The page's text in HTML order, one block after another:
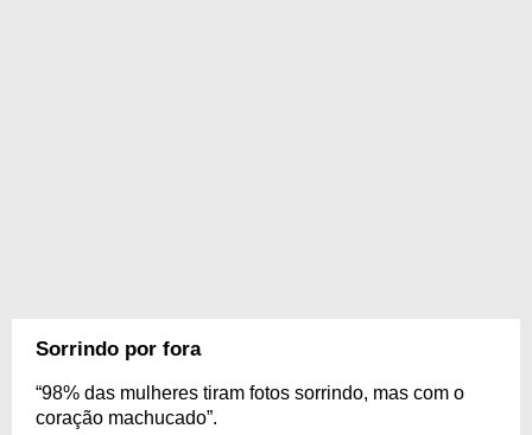
Sorrindo por fora
“98% das mulheres tiram fotos sorrindo, mas com o
coração machucado”.